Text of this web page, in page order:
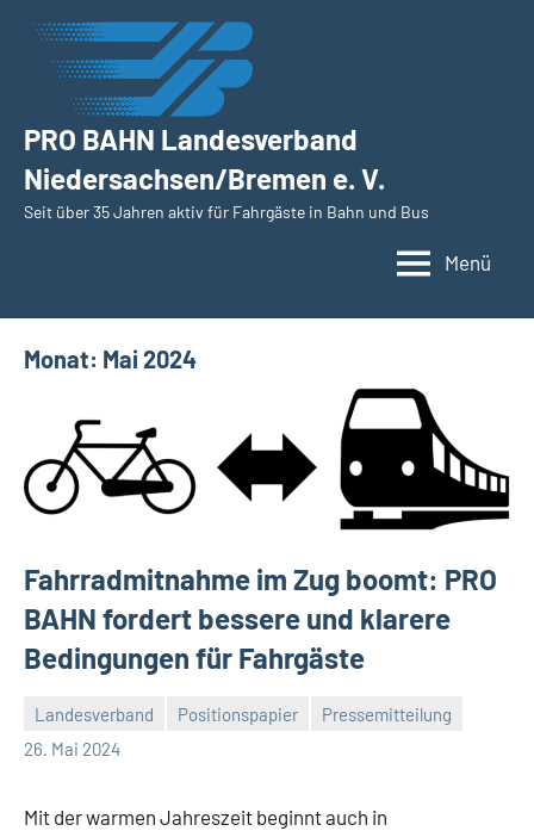
Inhalt
springen
PRO BAHN Landesverband
Niedersachsen/Bremen e. V.
Seit über 35 Jahren aktiv für Fahrgäste in Bahn und Bus
Menü
Monat: Mai 2024
Fahrradmitnahme im Zug boomt: PRO
BAHN fordert bessere und klarere
Bedingungen für Fahrgäste
Landesverband Positionspapier
Pressemitteilung
26. Mai 2024
Malte
10
Mit der warmen Jahreszeit beginnt auch in